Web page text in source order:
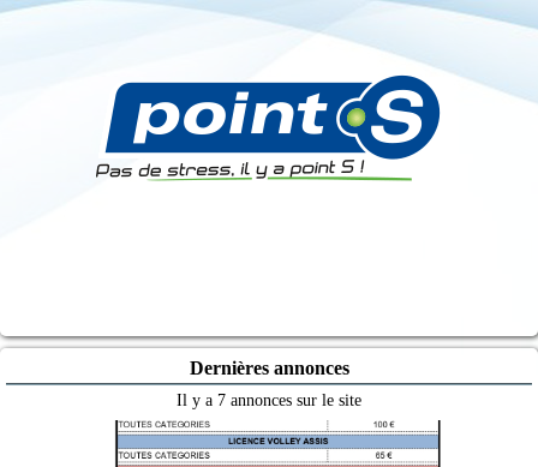
Dernières annonces
Il y a 7 annonces sur le site